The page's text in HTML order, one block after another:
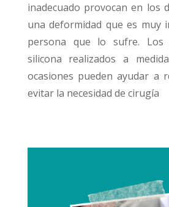
inadecuado provocan en los
una deformidad que es muy
persona que lo sufre. Los
silicona realizados a
ocasiones pueden ayudar a
evitar la necesidad de cirugía